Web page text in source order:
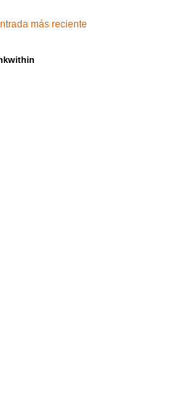
más reciente